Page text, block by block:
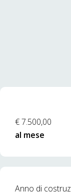
€ 7.500,00
al mese
Anno di